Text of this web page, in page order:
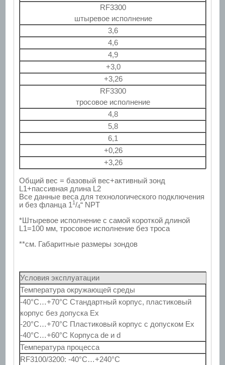
RF3300
штыревое исполнение
3,6
4,6
4,9
+3,0
+3,26
RF3300
тросовое исполнение
4,8
5,8
6,1
+0,26
+3,26
Общий вес = базовый вес+активный зонд
L1+пассивная длина L2
Все данные веса для технологического подключения
и без фланца 1 1/4“ NPT
*Штыревое исполнение с самой короткой длиной
L1=100 мм, тросовое исполнение без троса
**см. Габаритные размеры зондов
Условия эксплуатации
Температура окружающей среды
-40°С…+70°С Стандартный корпус, пластиковый
корпус без допуска Ex
-20°С…+70°С Пластиковый корпус с допуском Ex
-40°С…+60°С Корпуса de и d
Температура процесса
RF3100/3200: -40°С…+240°С